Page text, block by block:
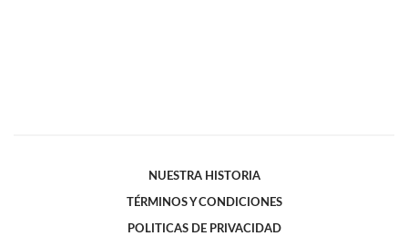
NUESTRA HISTORIA
TÉRMINOS Y CONDICIONES
POLITICAS DE PRIVACIDAD